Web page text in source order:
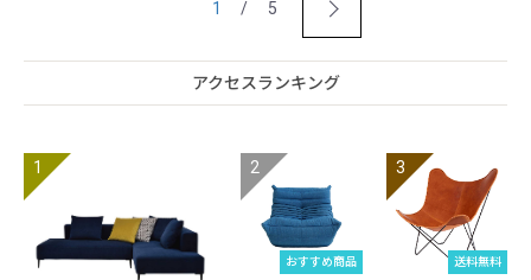
1 / 5
アクセスランキング
おすすめ商品 送料無料